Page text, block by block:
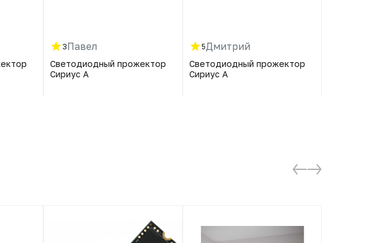
3Павел
Светодиодный прожектор
Сириус А
5Дмитрий
Светодиодный прожектор
Сириус А